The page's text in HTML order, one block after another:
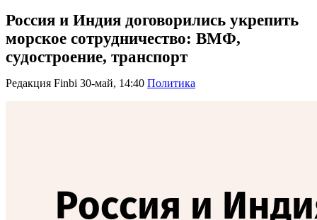
Россия и Индия договорились укрепить
морское сотрудничество: ВМФ,
судостроение, транспорт
Редакция Finbi 30-май, 14:40 Политика